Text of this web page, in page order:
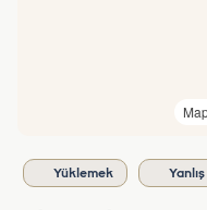
Yüklemek